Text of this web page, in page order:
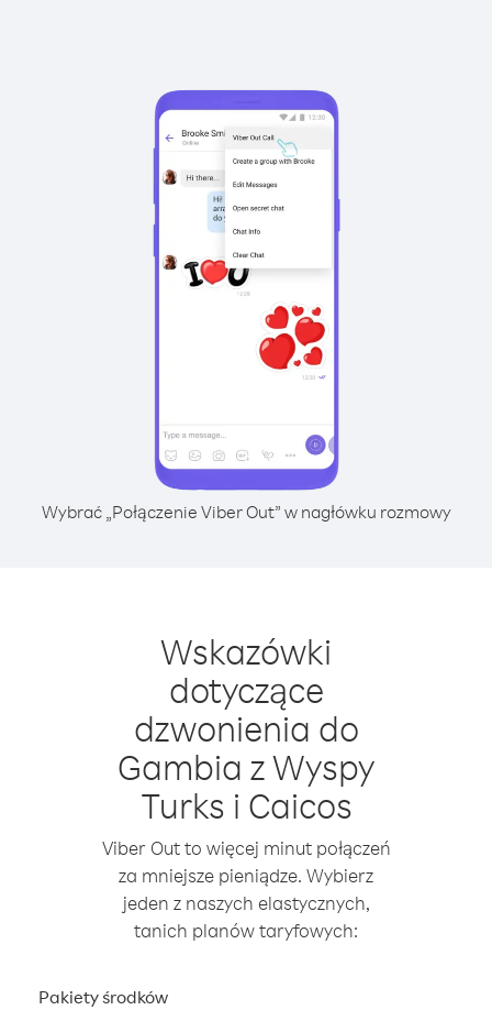
Wybrać „Połączenie Viber Out” w nagłówku rozmowy
Wskazówki
dotyczące
dzwonienia do
Gambia z Wyspy
Turks i Caicos
Viber Out to więcej minut połączeń
za mniejsze pieniądze. Wybierz
jeden z naszych elastycznych,
tanich planów taryfowych:
Pakiety środków